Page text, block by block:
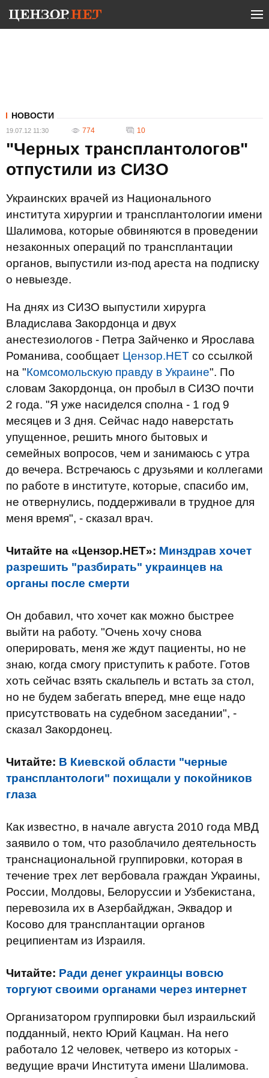
НОВОСТИ
19.07.12 11:30 774 10
"Черных трансплантологов"
отпустили из СИЗО
Украинских врачей из Национального
института хирургии и трансплантологии имени
Шалимова, которые обвиняются в проведении
незаконных операций по трансплантации
органов, выпустили из-под ареста на подписку
о невыезде.
На днях из СИЗО выпустили хирурга
Владислава Закордонца и двух
анестезиологов - Петра Зайченко и Ярослава
Романива, сообщает Цензор.НЕТ со ссылкой
на "Комсомольскую правду в Украине". По
словам Закордонца, он пробыл в СИЗО почти
2 года. "Я уже насиделся сполна - 1 год 9
месяцев и 3 дня. Сейчас надо наверстать
упущенное, решить много бытовых и
семейных вопросов, чем и занимаюсь с утра
до вечера. Встречаюсь с друзьями и коллегами
по работе в институте, которые, спасибо им,
не отвернулись, поддерживали в трудное для
меня время", - сказал врач.
Читайте на «Цензор.НЕТ»: Минздрав хочет
разрешить "разбирать" украинцев на
органы после смерти
Он добавил, что хочет как можно быстрее
выйти на работу. "Очень хочу снова
оперировать, меня же ждут пациенты, но не
знаю, когда смогу приступить к работе. Готов
хоть сейчас взять скальпель и встать за стол,
но не будем забегать вперед, мне еще надо
присутствовать на судебном заседании", -
сказал Закордонец.
Читайте: В Киевской области "черные
трансплантологи" похищали у покойников
глаза
Как известно, в начале августа 2010 года МВД
заявило о том, что разоблачило деятельность
транснациональной группировки, которая в
течение трех лет вербовала граждан Украины,
России, Молдовы, Белоруссии и Узбекистана,
перевозила их в Азербайджан, Эквадор и
Косово для трансплантации органов
реципиентам из Израиля.
Читайте: Ради денег украинцы вовсю
торгуют своими органами через интернет
Организатором группировки был израильский
подданный, некто Юрий Кацман. На него
работало 12 человек, четверо из которых -
ведущие врачи Института имени Шалимова.